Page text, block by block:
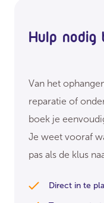
Hulp nodig
Van het
reparatie of
boek je
Je weet vooraf
pas als de klus
Direct in te